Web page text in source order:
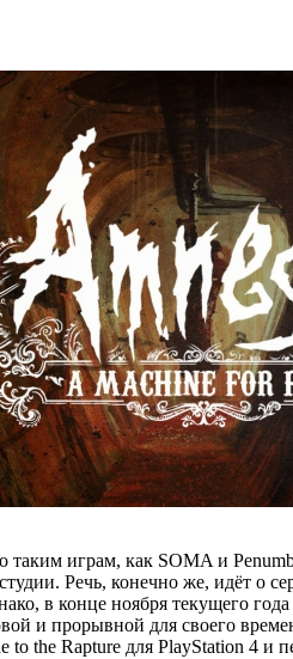
играм, как SOMA и
Речь, конечно же, идёт о
в конце ноября текущего
и прорывной для своего
to the Rapture для PlayStation 4 и